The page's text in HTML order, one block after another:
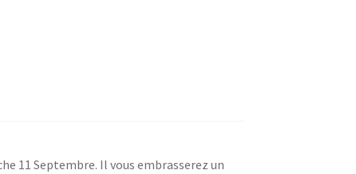
11 Septembre. Il vous embrasserez un